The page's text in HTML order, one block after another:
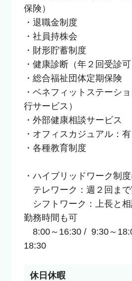
保険）
・退職金制度
・社員持株会
・財形貯蓄制度
・健康診断（年２回受診可
・総合福祉団体定期保険
・ベネフィットステーシ
行サービス）
・外部健康相談サービス
・オフィスカジュアル：有
・各種教育制度
・ハイブリッドワーク制
テレワーク：週２回ま
シフトワーク：上長と
勤務時間も可
8:00～16:30 /  9:30～
18:30
休日休暇